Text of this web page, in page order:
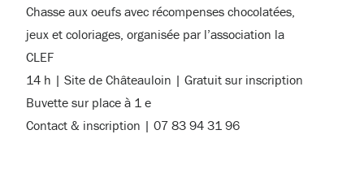
Chasse aux oeufs avec récompenses chocolatées,
jeux et coloriages, organisée par l’association la
CLEF
14 h | Site de Châteauloin | Gratuit sur inscription
Buvette sur place à 1 e
Contact & inscription | 07 83 94 31 96